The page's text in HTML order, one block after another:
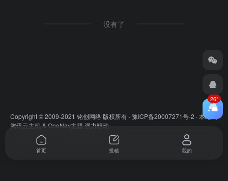
没有了
Copyright © 2009-2021 铭创网络 版权所有 ·豫ICP备20007271号-2 · 本站由
腾讯云主机 & OneNav主题 强力驱动
26°
首页 投稿 我的